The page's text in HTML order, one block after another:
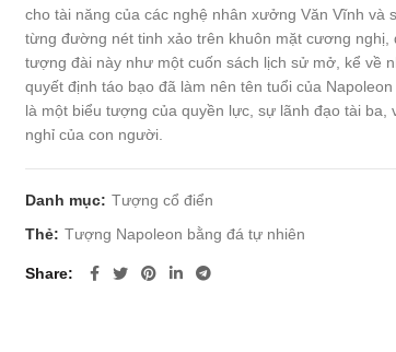
cho tài năng của các nghệ nhân xưởng Văn Vĩnh và
từng đường nét tinh xảo trên khuôn mặt cương nghị,
tượng đài này như một cuốn sách lịch sử mở, kể về
quyết định táo bạo đã làm nên tên tuổi của
là một biểu tượng của quyền lực, sự lãnh đạo tài ba,
nghỉ của con người.
Danh mục: Tượng cổ điển
Thẻ: Tượng Napoleon bằng đá tự nhiên
Share